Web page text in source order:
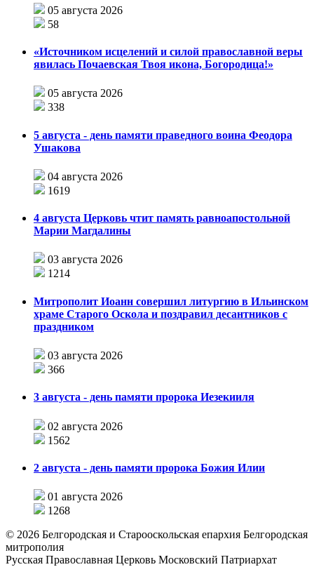
05 августа 2026
58
«Источником исцелений и силой православной веры
явилась Почаевская Твоя икона, Богородица!»
05 августа 2026
338
5 августа - день памяти праведного воина Феодора
Ушакова
04 августа 2026
1619
4 августа Церковь чтит память равноапостольной
Марии Магдалины
03 августа 2026
1214
Митрополит Иоанн совершил литургию в Ильинском
храме Старого Оскола и поздравил десантников с
праздником
03 августа 2026
366
3 августа - день памяти пророка Иезекииля
02 августа 2026
1562
2 августа - день памяти пророка Божия Илии
01 августа 2026
1268
© 2026 Белгородская и Старооскольская епархия Белгородская
митрополия
Русская Православная Церковь Московский Патриархат